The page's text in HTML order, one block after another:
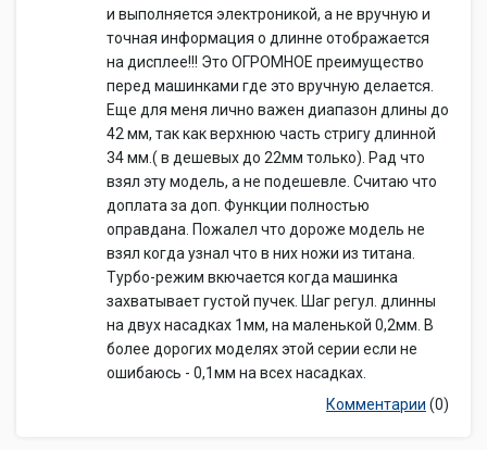
и выполняется электроникой, а не вручную и
точная информация о длинне отображается
на дисплее!!! Это ОГРОМНОЕ преимущество
перед машинками где это вручную делается.
Еще для меня лично важен диапазон длины до
42 мм, так как верхнюю часть стригу длинной
34 мм.( в дешевых до 22мм только). Рад что
взял эту модель, а не подешевле. Считаю что
доплата за доп. Функции полностью
оправдана. Пожалел что дороже модель не
взял когда узнал что в них ножи из титана.
Турбо-режим вкючается когда машинка
захватывает густой пучек. Шаг регул. длинны
на двух насадках 1мм, на маленькой 0,2мм. В
более дорогих моделях этой серии если не
ошибаюсь - 0,1мм на всех насадках.
Комментарии (0)